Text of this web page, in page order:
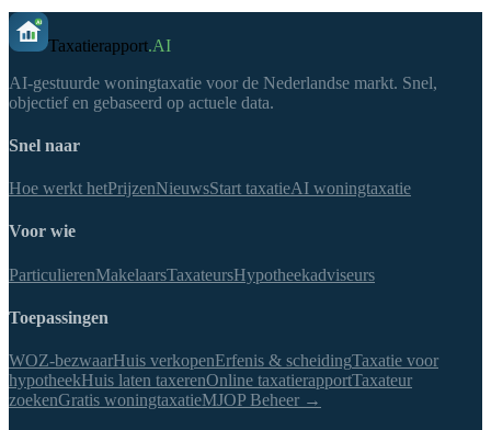
Taxatierapport.AI
AI-gestuurde woningtaxatie voor de Nederlandse markt. Snel,
objectief en gebaseerd op actuele data.
Snel naar
Hoe werkt hetPrijzenNieuwsStart taxatieAI woningtaxatie
Voor wie
ParticulierenMakelaarsTaxateursHypotheekadviseurs
Toepassingen
WOZ-bezwaarHuis verkopenErfenis & scheidingTaxatie voor
hypotheekHuis laten taxerenOnline taxatierapportTaxateur
zoekenGratis woningtaxatieMJOP Beheer →